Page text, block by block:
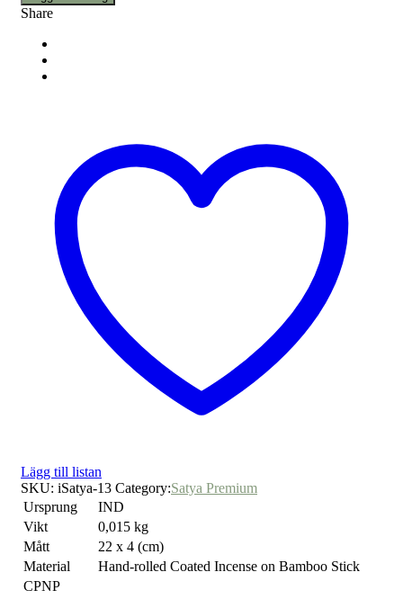
Share
Lägg till listan
SKU: iSatya-13 Category:Satya Premium
Ursprung
IND
Vikt
0,015 kg
Mått
22 x 4 (cm)
Material
Hand-rolled Coated Incense on Bamboo Stick
CPNP